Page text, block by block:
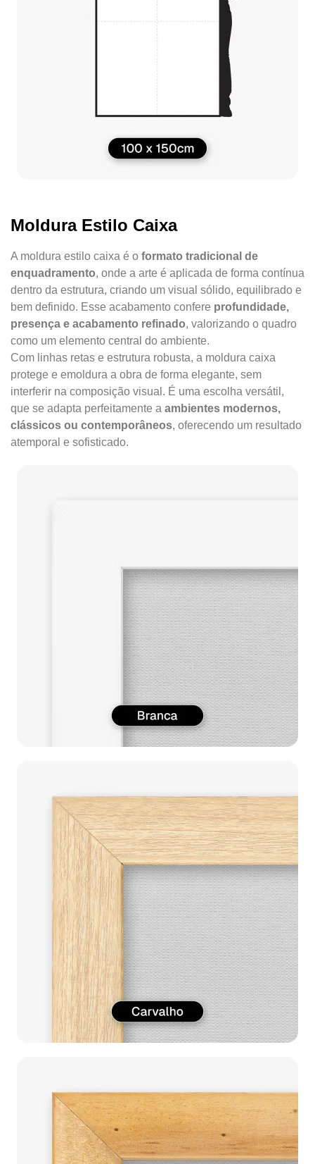
Moldura Estilo Caixa
A moldura estilo caixa é o formato tradicional de
enquadramento, onde a arte é aplicada de forma contínua
dentro da estrutura, criando um visual sólido, equilibrado e
bem definido. Esse acabamento confere profundidade,
presença e acabamento refinado, valorizando o quadro
como um elemento central do ambiente.
Com linhas retas e estrutura robusta, a moldura caixa
protege e emoldura a obra de forma elegante, sem
interferir na composição visual. É uma escolha versátil,
que se adapta perfeitamente a ambientes modernos,
clássicos ou contemporâneos, oferecendo um resultado
atemporal e sofisticado.